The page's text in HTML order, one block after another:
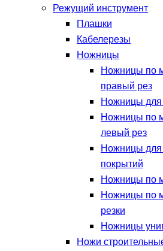
Режущий инструмент
Плашки
Кабелерезы
Ножницы
Ножницы по
правый рез
Ножницы для
Ножницы по
левый рез
Ножницы для
покрытий
Ножницы по
Ножницы по
резки
Ножницы
Ножи